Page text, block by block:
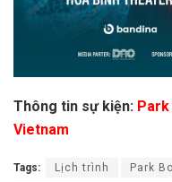
Thông tin sự kiện: Park
Vietnam
Tags: Lịch trình Park